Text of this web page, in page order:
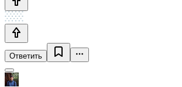
Ответить